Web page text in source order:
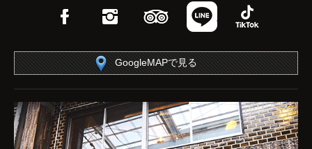
FacebookInstagramTripAdvisor
LINE
GoogleMAPで見る